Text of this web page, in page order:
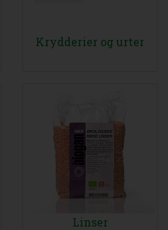
Krydderier og urter
Linser